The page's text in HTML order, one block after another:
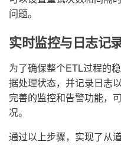
问题。
实时监控与日志记
为了确保整个ETL过程的
据处理状态，并记录日志
完善的监控和告警功能，
况。
通过以上步骤，实现了从